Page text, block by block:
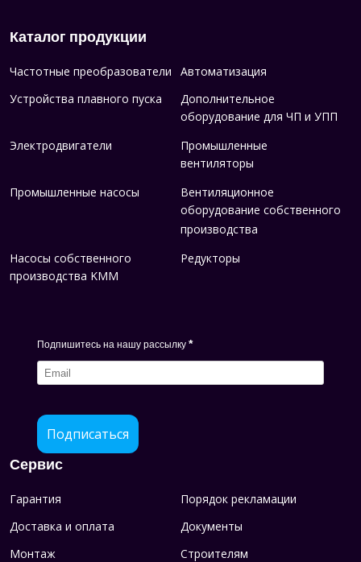
Каталог продукции
Частотные преобразователи
Автоматизация
Устройства плавного пуска
Дополнительное
оборудование для ЧП и УПП
Электродвигатели Промышленные
вентиляторы
Промышленные насосы Вентиляционное
оборудование собственного
производства
Насосы собственного
производства KMM
Редукторы
Подпишитесь на нашу рассылку *
Подписаться
Сервис
Гарантия
Порядок рекламации
Доставка и оплата
Документы
Монтаж
Строителям